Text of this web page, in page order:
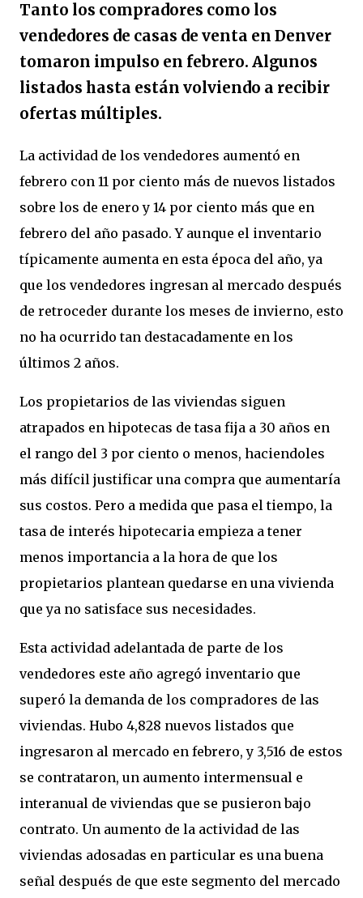
Tanto los compradores como los
vendedores de casas de venta en Denver
tomaron impulso en febrero. Algunos
listados hasta están volviendo a recibir
ofertas múltiples.
La actividad de los vendedores aumentó en
febrero con 11 por ciento más de nuevos listados
sobre los de enero y 14 por ciento más que en
febrero del año pasado. Y aunque el inventario
típicamente aumenta en esta época del año, ya
que los vendedores ingresan al mercado después
de retroceder durante los meses de invierno, esto
no ha ocurrido tan destacadamente en los
últimos 2 años.
Los propietarios de las viviendas siguen
atrapados en hipotecas de tasa fija a 30 años en
el rango del 3 por ciento o menos, haciendoles
más difícil justificar una compra que aumentaría
sus costos. Pero a medida que pasa el tiempo, la
tasa de interés hipotecaria empieza a tener
menos importancia a la hora de que los
propietarios plantean quedarse en una vivienda
que ya no satisface sus necesidades.
Esta actividad adelantada de parte de los
vendedores este año agregó inventario que
superó la demanda de los compradores de las
viviendas. Hubo 4,828 nuevos listados que
ingresaron al mercado en febrero, y 3,516 de estos
se contrataron, un aumento intermensual e
interanual de viviendas que se pusieron bajo
contrato. Un aumento de la actividad de las
viviendas adosadas en particular es una buena
señal después de que este segmento del mercado